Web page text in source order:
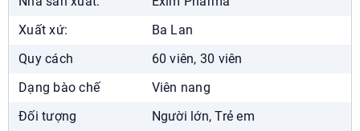
Nhà Thuốc Phương Chính Nguyễn Du
024.7300.3333
Chat Zalo
Xuất xứ:
Ba Lan
Quy cách
60 viên, 30 viên
Dạng bào chế
Viên nang
Đối tượng
Người lớn, Trẻ em